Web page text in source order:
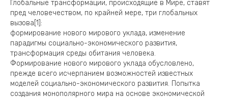
Глобальные трансформации, происходящие в Мире, ставят
пред человечеством, по крайней мере, три глобальных
вызова[1]:
формирование нового мирового уклада, изменение
парадигмы социально-экономического развития,
трансформация среды обитания человека.
Формирование нового мирового уклада обусловлено,
прежде всего исчерпанием возможностей известных
моделей социально-экономического развития. Попытка
создания монополярного мира на основе экономической